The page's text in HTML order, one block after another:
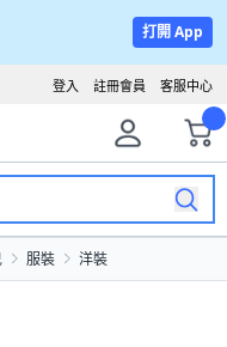
打開 App
客服中心
註冊會員
登入
服裝 洋裝